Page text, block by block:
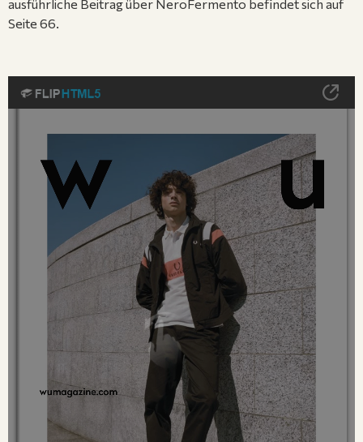
ausführliche Beitrag über NeroFermento befindet sich auf
Seite 66.